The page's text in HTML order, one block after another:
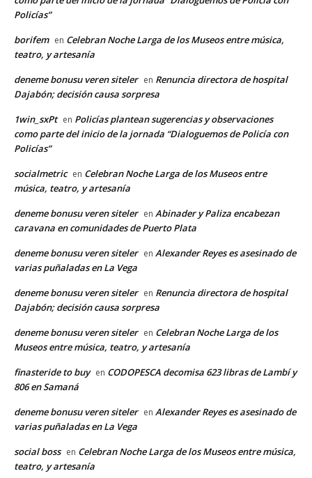
Policías”
borifem en Celebran Noche Larga de los Museos entre música,
teatro, y artesanía
deneme bonusu veren siteler en Renuncia directora de hospital
Dajabón; decisión causa sorpresa
1win_sxPt en Policías plantean sugerencias y observaciones
como parte del inicio de la jornada “Dialoguemos de Policía con
Policías”
socialmetric en Celebran Noche Larga de los Museos entre
música, teatro, y artesanía
deneme bonusu veren siteler en Abinader y Paliza encabezan
caravana en comunidades de Puerto Plata
deneme bonusu veren siteler en Alexander Reyes es asesinado de
varias puñaladas en La Vega
deneme bonusu veren siteler en Renuncia directora de hospital
Dajabón; decisión causa sorpresa
deneme bonusu veren siteler en Celebran Noche Larga de los
Museos entre música, teatro, y artesanía
finasteride to buy en CODOPESCA decomisa 623 libras de Lambí y
806 en Samaná
deneme bonusu veren siteler en Alexander Reyes es asesinado de
varias puñaladas en La Vega
social boss en Celebran Noche Larga de los Museos entre música,
teatro, y artesanía